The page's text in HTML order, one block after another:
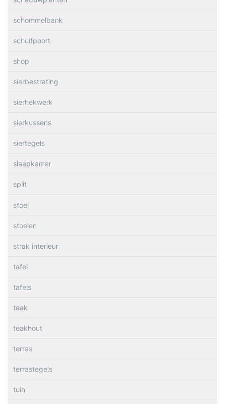
schommelbank
schuifpoort
shop
sierbestrating
sierhekwerk
sierkussens
siertegels
slaapkamer
split
stoel
stoelen
strak interieur
tafel
tafels
teak
teakhout
terras
terrastegels
tuin